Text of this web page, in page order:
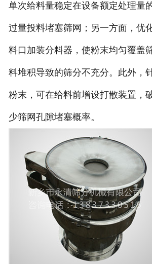
单次给料量稳定在设备额定处理量
过量投料堵塞筛网；另一方面，优
料口加装分料器，使粉末均匀覆盖
料堆积导致的筛分不充分。此外，
粉末，可在给料前增设打散装置，
少筛网孔隙堵塞概率。